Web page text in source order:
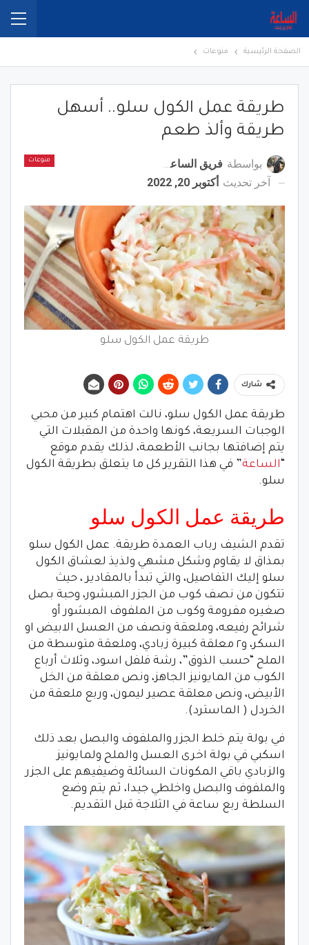
الصفحة الرئيسية منوعات
طريقة عمل الكول سلو.. أسهل
طريقة وألذ طعم
منوعات بواسطة فريق الساعة برس
آخر تحديث أكتوبر 20, 2022
طريقة عمل الكول سلو
شارك
طريقة عمل الكول سلو، نالت اهتمام كبير من محبي
الوجبات السريعة، كونها واحدة من المقبلات التي
يتم إضافتها بجانب الأطعمة، لذلك يقدم موقع
“الساعة” في هذا التقرير كل ما يتعلق بطريقة الكول
سلو.
طريقة عمل الكول سلو
تقدم الشيف رباب العمدة طريقة. عمل الكول سلو
بمذاق لا يقاوم وشكل مشهي ولذيذ لعشاق الكول
سلو إليك التفاصيل، والتي تبدأ بالمقادير ، حيث
تتكون من نصف كوب من الجزر المبشور، وحبة بصل
صغيره مفرومة وكوب من الملفوف المبشور أو
شرائح رفيعه، وملعقة ونصف من العسل الابيض او
السكر، و٢ معلقة كبيرة زبادي، وملعقة متوسطة من
الملح “حسب الذوق”، رشة فلفل اسود، وثلاث أرباع
الكوب من المايونيز الجاهز، ونص معلقة من الخل
الأبيض، ونص معلقة عصير ليمون، وربع ملعقة من
الخردل ( الماسترد).
في بولة يتم خلط الجزر والملفوف والبصل بعد ذلك
اسكبي في بولة اخرى العسل والملح ولمايونيز
والزبادي باقي المكونات السائلة وضيفيهم على الجزر
والملفوف والبصل واخلطي جيدا، ثم يتم وضع
السلطة ربع ساعة في الثلاجة قبل التقديم.